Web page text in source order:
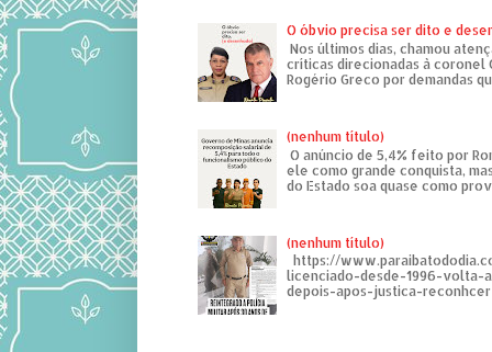
O óbvio precisa ser dito e
Nos últimos dias, chamou
críticas direcionadas à coronel
Rogério Greco por demandas
(nenhum título)
O anúncio de 5,4% feito por
ele como grande conquista,
do Estado soa quase como
(nenhum título)
https://
licenciado-desde-1996-volta-
depois-apos-justica-